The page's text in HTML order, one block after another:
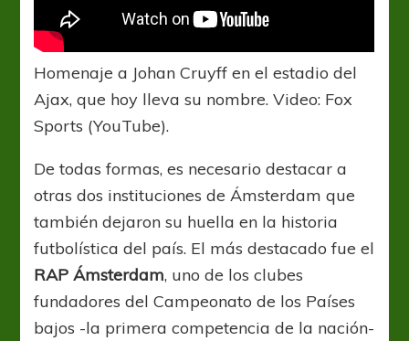
Homenaje a Johan Cruyff en el estadio del
Ajax, que hoy lleva su nombre. Video: Fox
Sports (YouTube).
De todas formas, es necesario destacar a
otras dos instituciones de Ámsterdam que
también dejaron su huella en la historia
futbolística del país. El más destacado fue el
RAP Ámsterdam, uno de los clubes
fundadores del Campeonato de los Países
bajos -la primera competencia de la nación-